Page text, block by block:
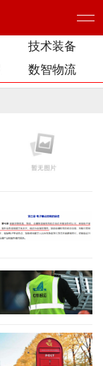
技术装备
数智物流